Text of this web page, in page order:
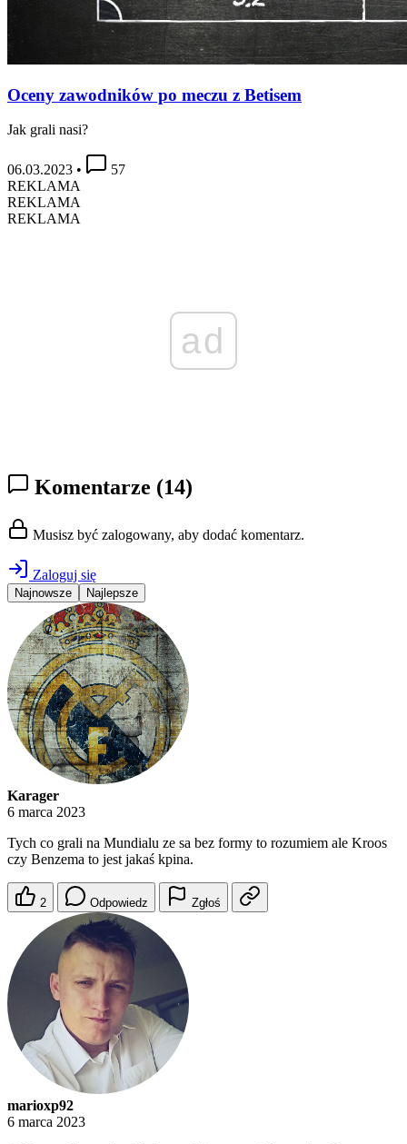
Oceny zawodników po meczu z Betisem
Jak grali nasi?
06.03.2023 •
57
REKLAMA
REKLAMA
REKLAMA
ad
Komentarze (14)
Musisz być zalogowany, aby dodać komentarz.
Zaloguj się
Najnowsze Najlepsze
Karager
6 marca 2023
Tych co grali na Mundialu ze sa bez formy to rozumiem ale Kroos
czy Benzema to jest jakaś kpina.
2 Odpowiedz Zgłoś
marioxp92
6 marca 2023